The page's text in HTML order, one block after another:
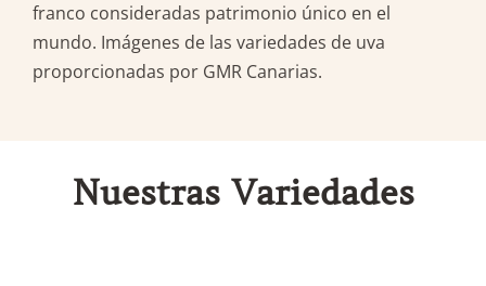
franco consideradas patrimonio único en el
mundo. Imágenes de las variedades de uva
proporcionadas por GMR Canarias.
Nuestras Variedades